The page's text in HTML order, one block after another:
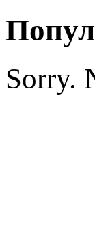
Sorry.